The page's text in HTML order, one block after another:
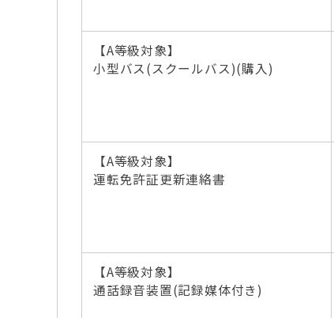
【A等級対象】
小型バス(スクールバス)(購入)
【A等級対象】
運転免許証更新連絡書
【A等級対象】
通話録音装置(記録媒体付き)